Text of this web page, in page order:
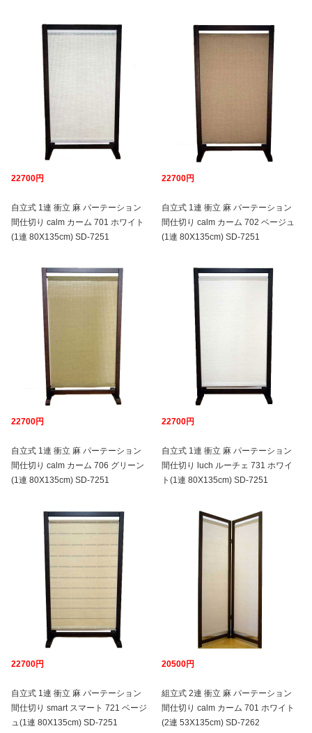
22700円
自立式 1連 衝立 麻 パーテーション
間仕切り calm カーム 701 ホワイト
(1連 80X135cm) SD-7251
22700円
自立式 1連 衝立 麻 パーテーション
間仕切り calm カーム 702 ベージュ
(1連 80X135cm) SD-7251
22700円
自立式 1連 衝立 麻 パーテーション
間仕切り calm カーム 706 グリーン
(1連 80X135cm) SD-7251
22700円
自立式 1連 衝立 麻 パーテーション
間仕切り luch ルーチェ 731 ホワイ
ト(1連 80X135cm) SD-7251
22700円
自立式 1連 衝立 麻 パーテーション
間仕切り smart スマート 721 ベージ
ュ(1連 80X135cm) SD-7251
20500円
組立式 2連 衝立 麻 パーテーション
間仕切り calm カーム 701 ホワイト
(2連 53X135cm) SD-7262